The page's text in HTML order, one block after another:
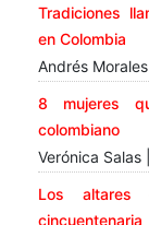
Tradiciones
en Colombia
Andrés
8 mujeres
colombiano
Verónica Salas
Los altares
cincuentenaria